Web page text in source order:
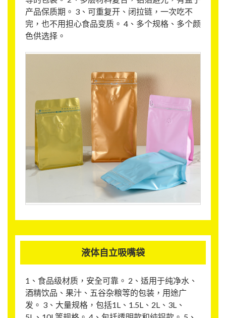
产品保质期。 3、可重复开、闭拉链，一次吃不
完，也不用担心食品变质。 4、多个规格、多个颜
色供选择。
液体自立吸嘴袋
1、食品级材质，安全可靠。 2、适用于纯净水、
酒精饮品、果汁、五谷杂粮等的包装，用途广
发。 3、大量规格，包括1L、1.5L、2L、3L、